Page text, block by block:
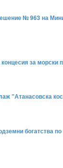
№ 963 на
за
"Атанасовска
богатства